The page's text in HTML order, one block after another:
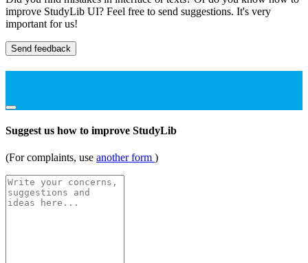
improve StudyLib UI? Feel free to send suggestions. It's very
important for us!
Send feedback
Suggest us how to improve StudyLib
(For complaints, use another form )